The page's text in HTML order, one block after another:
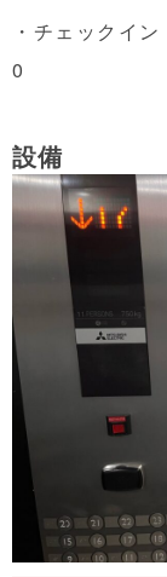
・チェックイ
0
設備